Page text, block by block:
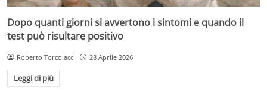
Dopo quanti giorni si avvertono i sintomi e quando il
test può risultare positivo
Roberto Torcolacci 28 Aprile 2026
Leggi di più